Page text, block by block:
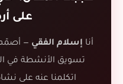
على
أنا إسلام الفقي — أصمّم
تسويق الأنشطة في
اتكلمنا عنه على